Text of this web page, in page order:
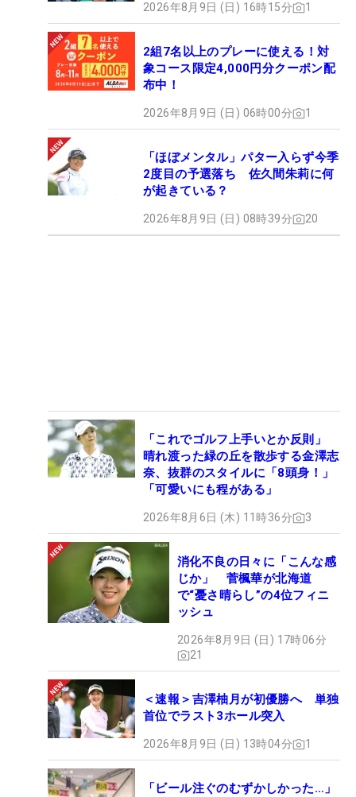
2026年8月9日 (日) 16時15分 1
2組7名以上のプレーに使える！対
象コース限定4,000円分クーポン配
布中！
2026年8月9日 (日) 06時00分 1
「ほぼメンタル」パター入らず今季
2度目の予選落ち 佐久間朱莉に何
が起きている？
2026年8月9日 (日) 08時39分 20
「これでゴルフ上手いとか反則」
晴れ渡った緑の丘を散歩する金澤志
奈、抜群のスタイルに「8頭身！」
「可愛いにも程がある」
2026年8月6日 (木) 11時36分 3
消化不良の日々に「こんな感
じか」 菅楓華が北海道
で“憂さ晴らし”の4位フィニ
ッシュ
2026年8月9日 (日) 17時06分
21
＜速報＞吉澤柚月が初優勝へ 単独
首位でラスト3ホール突入
2026年8月9日 (日) 13時04分 1
「ビール注ぐのむずかしかった…」